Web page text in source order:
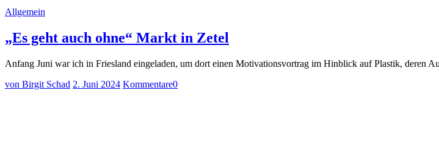
Allgemein
„Es geht auch ohne“ Markt in Zetel
Anfang Juni war ich in Friesland eingeladen, um dort einen Motivationsvortrag im Hinblick auf Plastik, deren
von Birgit Schad 2. Juni 2024 Kommentare0